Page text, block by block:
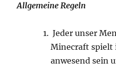
Allgemeine Regeln
Jeder unser
Minecraft spielt
anwesend sein